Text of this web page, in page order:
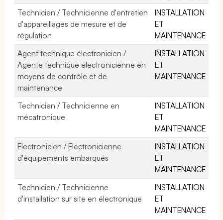
Technicien / Technicienne d'entretien
d'appareillages de mesure et de
régulation
INSTALLATION
ET
MAINTENANCE
Agent technique électronicien /
Agente technique électronicienne en
moyens de contrôle et de
maintenance
INSTALLATION
ET
MAINTENANCE
Technicien / Technicienne en
mécatronique
INSTALLATION
ET
MAINTENANCE
Electronicien / Electronicienne
d'équipements embarqués
INSTALLATION
ET
MAINTENANCE
Technicien / Technicienne
d'installation sur site en électronique
INSTALLATION
ET
MAINTENANCE